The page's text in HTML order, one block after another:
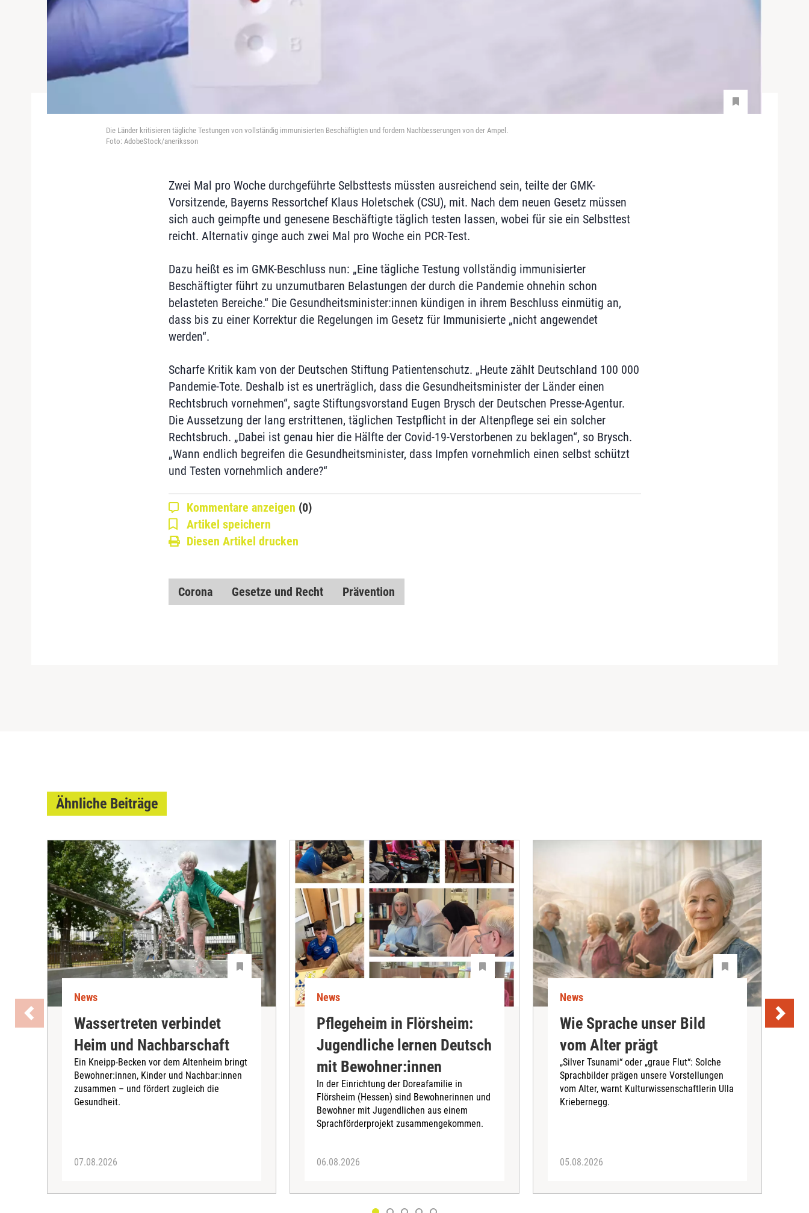
Die Länder kritisieren tägliche Testungen von vollständig immunisierten Beschäftigten und fordern Nachbesserungen von der Ampel.
Foto: AdobeStock/aneriksson
Zwei Mal pro Woche durchgeführte Selbsttests müssten ausreichend sein, teilte der GMK-
Vorsitzende, Bayerns Ressortchef Klaus Holetschek (CSU), mit. Nach dem neuen Gesetz müssen
sich auch geimpfte und genesene Beschäftigte täglich testen lassen, wobei für sie ein Selbsttest
reicht. Alternativ ginge auch zwei Mal pro Woche ein PCR-Test.
Dazu heißt es im GMK-Beschluss nun: „Eine tägliche Testung vollständig immunisierter
Beschäftigter führt zu unzumutbaren Belastungen der durch die Pandemie ohnehin schon
belasteten Bereiche.“ Die Gesundheitsminister:innen kündigen in ihrem Beschluss einmütig an,
dass bis zu einer Korrektur die Regelungen im Gesetz für Immunisierte „nicht angewendet
werden“.
Scharfe Kritik kam von der Deutschen Stiftung Patientenschutz. „Heute zählt Deutschland 100 000
Pandemie-Tote. Deshalb ist es unerträglich, dass die Gesundheitsminister der Länder einen
Rechtsbruch vornehmen“, sagte Stiftungsvorstand Eugen Brysch der Deutschen Presse-Agentur.
Die Aussetzung der lang erstrittenen, täglichen Testpflicht in der Altenpflege sei ein solcher
Rechtsbruch. „Dabei ist genau hier die Hälfte der Covid-19-Verstorbenen zu beklagen“, so Brysch.
„Wann endlich begreifen die Gesundheitsminister, dass Impfen vornehmlich einen selbst schützt
und Testen vornehmlich andere?“
Kommentare anzeigen (0)
Artikel speichern
Diesen Artikel drucken
Corona Gesetze und Recht Prävention
Ähnliche Beiträge
News
Wassertreten verbindet
Heim und Nachbarschaft
Ein Kneipp-Becken vor dem Altenheim bringt
Bewohner:innen, Kinder und Nachbar:innen
zusammen – und fördert zugleich die
Gesundheit.
07.08.2026
News
Pflegeheim in Flörsheim:
Jugendliche lernen Deutsch
mit Bewohner:innen
In der Einrichtung der Doreafamilie in
Flörsheim (Hessen) sind Bewohnerinnen und
Bewohner mit Jugendlichen aus einem
Sprachförderprojekt zusammengekommen.
06.08.2026
News
Wie Sprache unser Bild
vom Alter prägt
„Silver Tsunami“ oder „graue Flut“: Solche
Sprachbilder prägen unsere Vorstellungen
vom Alter, warnt Kulturwissenschaftlerin Ulla
Kriebernegg.
05.08.2026